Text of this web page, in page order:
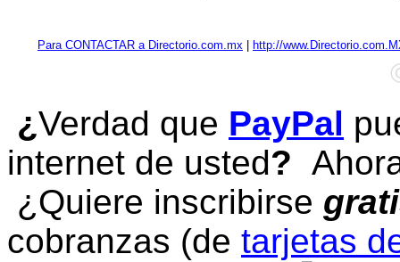
Para CONTACTAR a Directorio.com.mx http://
¿Verdad que PayPal
internet de usted?
¿Quiere inscribirse
cobranzas (de tarjetas